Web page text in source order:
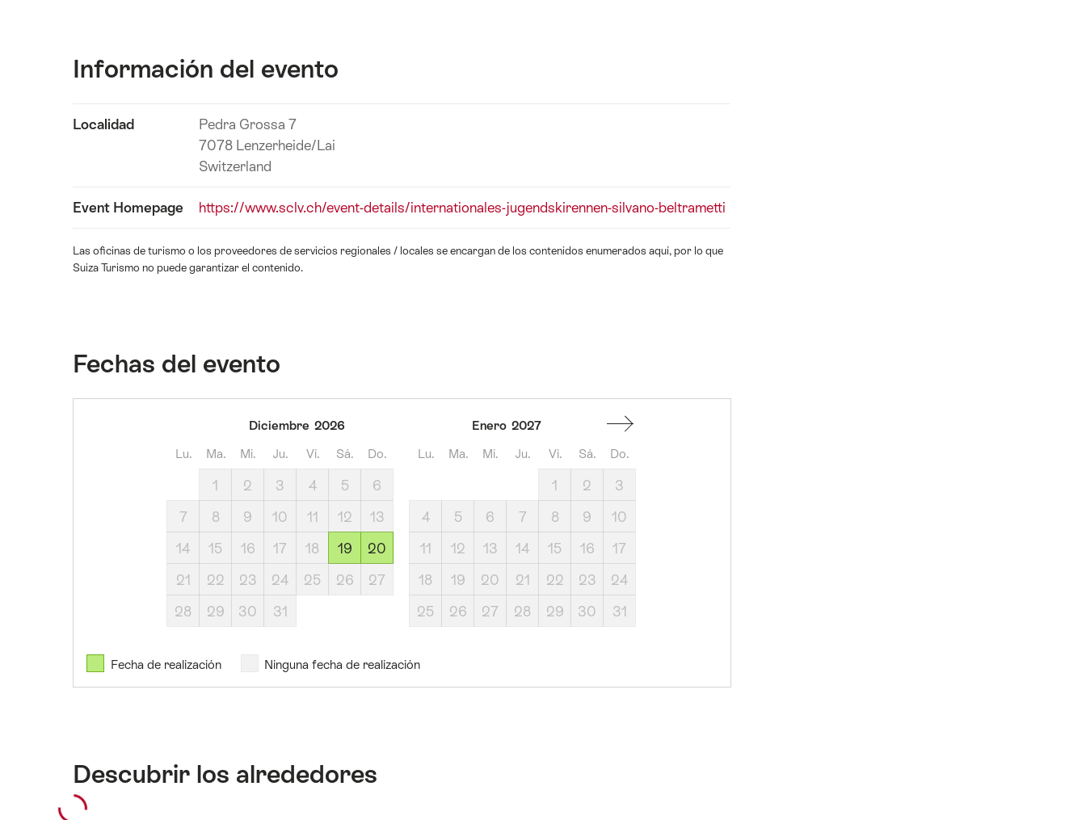
Información del evento
del
Localidad
Pedra Grossa 7
7078 Lenzerheide/Lai
Switzerland
Event Homepage https://www.sclv.ch/event-details/internationales-jugendskirennen-silvano-beltrametti
Las oficinas de turismo o los proveedores de servicios regionales / locales se encargan de los contenidos enumerados aquí, por lo que
Suiza Turismo no puede garantizar el contenido.
Fechas del evento
2026
Diciembre 2026
Lu. Ma. Mi. Ju. Vi. Sá. Do.
1 2 3 4 5
6
7
8 9 10 11 12
13
14
15 16 17 18 19
20
21
22 23 24 25 26
27
28
29 30 31
Enero 2027
Lu. Ma. Mi. Ju. Vi. Sá. Do.
1 2
3
4
5 6 7 8 9
10
11
12 13 14 15 16
17
18
19 20 21 22 23
24
25
26 27 28 29 30 31
Fecha de realización Ninguna fecha de realización
Descubrir los alrededores